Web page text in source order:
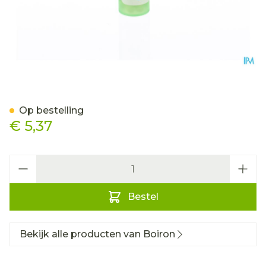
€ 5,37
Bestel
Op bestelling
Bekijk alle producten van Boiron